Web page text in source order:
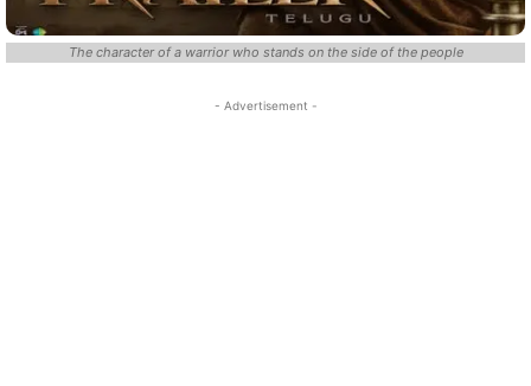
The character of a warrior who stands on the side of the people
- Advertisement -